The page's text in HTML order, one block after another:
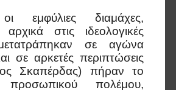
εμφύλιες διαμάχες,
αρχικά στις ιδεολογικές
σε αγώνα
σε αρκετές περιπτώσεις
Σκαπέρδας) πήραν το
προσωπικού πολέμου,